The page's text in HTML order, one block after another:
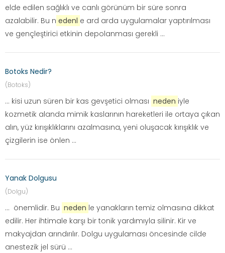
elde edilen sağlıklı ve canlı görünüm bir süre sonra
azalabilir. Bu n edenl e ard arda uygulamalar yaptırılması
ve gençleştirici etkinin depolanması gerekli ...
Botoks Nedir?
(Botoks)
... kisi uzun süren bir kas gevşetici olması neden iyle
kozmetik alanda mimik kaslarının hareketleri ile ortaya çıkan
alın, yüz kırışıklıklarını azalmasına, yeni oluşacak kırışıklık ve
çizgilerin ise önlen ...
Yanak Dolgusu
(Dolgu)
... önemlidir. Bu neden le yanakların temiz olmasına dikkat
edilir. Her ihtimale karşı bir tonik yardımıyla silinir. Kir ve
makyajdan arındırılır. Dolgu uygulaması öncesinde cilde
anestezik jel sürü ...